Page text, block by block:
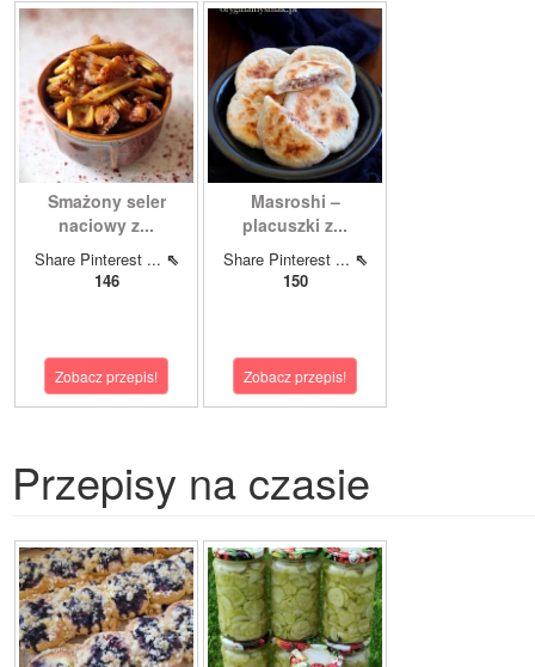
Smażony seler
naciowy z...
Share Pinterest ... ⇖
146
Zobacz przepis!
Masroshi –
placuszki z...
Share Pinterest ... ⇖
150
Zobacz przepis!
Przepisy na czasie